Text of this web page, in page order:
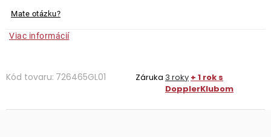
Mate otázku?
Viac informácií
Kód tovaru: 726465GL01 Záruka 3 roky + 1 rok s
DopplerKlubom